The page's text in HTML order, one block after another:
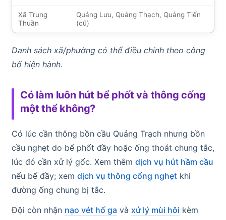
Xã Trung
Thuần
Quảng Lưu, Quảng Thạch, Quảng Tiến
(cũ)
Danh sách xã/phường có thể điều chỉnh theo công
bố hiện hành.
Có làm luôn hút bể phốt và thông cống
một thể không?
Có lúc cần thông bồn cầu Quảng Trạch nhưng bồn
cầu nghẹt do bể phốt đầy hoặc ống thoát chung tắc,
lúc đó cần xử lý gốc. Xem thêm dịch vụ hút hầm cầu
nếu bể đầy; xem dịch vụ thông cống nghẹt khi
đường ống chung bị tắc.
Đội còn nhận nạo vét hố ga và xử lý mùi hôi kèm